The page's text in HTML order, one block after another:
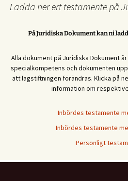
Ladda ner ert testamente på
På Juridiska Dokument kan ni
Alla dokument på Juridiska Dokument
specialkompetens och dokumenten
att lagstiftningen förändras. Klicka på
information om
Inbördes testamente
Inbördes testamente
Personligt